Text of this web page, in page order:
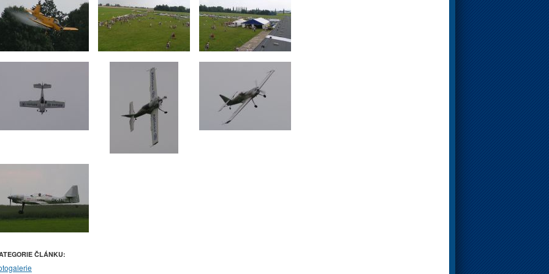
ČLÁNKU: